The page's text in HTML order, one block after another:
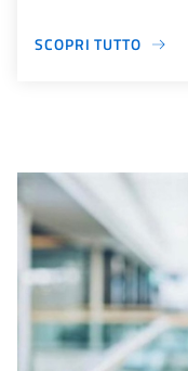
SCOPRI TUTTO